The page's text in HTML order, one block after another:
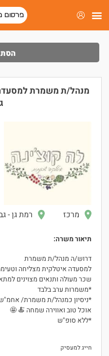
פרסום
מנהל/ת משמרת
מרכז רמת גן -
תיאור משרה:
דרוש/ה מנהל/ת משמרת
למסעדה איטלקית מצליחה
שכר מעולה ותנאים מצוינים
*משמרות ערב בלבד
*ניסיון כמנהל/ת משמרת/
אוכל טוב ואווירה שמחה 🍝 🤩
*ללא סופ"ש
חייג למעסיק